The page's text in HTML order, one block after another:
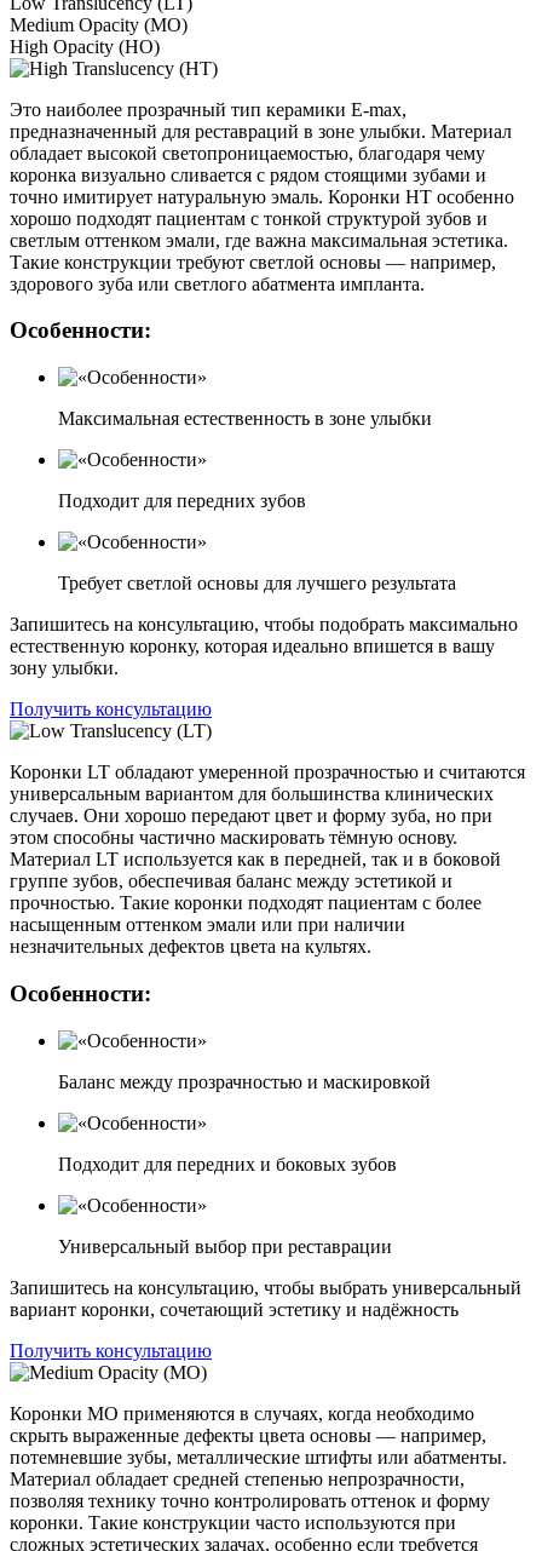
Medium Opacity (MO)
High Opacity (HO)
Это наиболее прозрачный тип керамики E-max,
предназначенный для реставраций в зоне улыбки. Материал
обладает высокой светопроницаемостью, благодаря чему
коронка визуально сливается с рядом стоящими зубами и
точно имитирует натуральную эмаль. Коронки HT особенно
хорошо подходят пациентам с тонкой структурой зубов и
светлым оттенком эмали, где важна максимальная эстетика.
Такие конструкции требуют светлой основы — например,
здорового зуба или светлого абатмента импланта.
Особенности:
Максимальная естественность в зоне улыбки
Подходит для передних зубов
Требует светлой основы для лучшего результата
Запишитесь на консультацию, чтобы подобрать максимально
естественную коронку, которая идеально впишется в вашу
зону улыбки.
Получить консультацию
Коронки LT обладают умеренной прозрачностью и считаются
универсальным вариантом для большинства клинических
случаев. Они хорошо передают цвет и форму зуба, но при
этом способны частично маскировать тёмную основу.
Материал LT используется как в передней, так и в боковой
группе зубов, обеспечивая баланс между эстетикой и
прочностью. Такие коронки подходят пациентам с более
насыщенным оттенком эмали или при наличии
незначительных дефектов цвета на культях.
Особенности:
Баланс между прозрачностью и маскировкой
Подходит для передних и боковых зубов
Универсальный выбор при реставрации
Запишитесь на консультацию, чтобы выбрать универсальный
вариант коронки, сочетающий эстетику и надёжность
Получить консультацию
Коронки MO применяются в случаях, когда необходимо
скрыть выраженные дефекты цвета основы — например,
потемневшие зубы, металлические штифты или абатменты.
Материал обладает средней степенью непрозрачности,
позволяя технику точно контролировать оттенок и форму
коронки. Такие конструкции часто используются при
сложных эстетических задачах, особенно если требуется